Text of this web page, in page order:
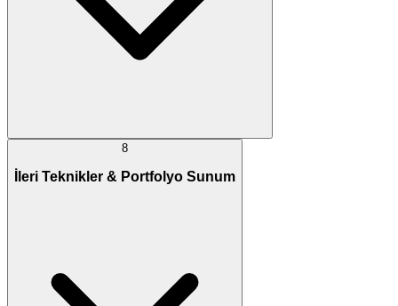
8
İleri Teknikler & Portfolyo Sunum